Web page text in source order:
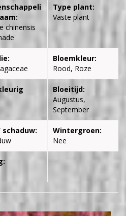
chinensis
Type plant:
Vaste plant
Bloemkleur:
Rood, Roze
Bloeitijd:
Augustus,
September
schaduw:
Wintergroen:
Nee